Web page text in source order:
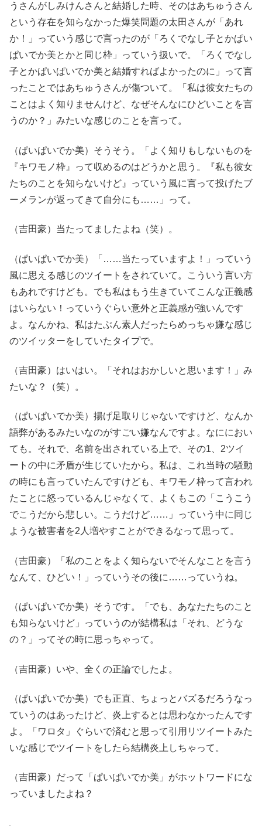
うさんがしみけんさんと結婚した時、そのはあちゅうさん
という存在を知らなかった爆笑問題の太田さんが「あれ
か！」っていう感じで言ったのが「ろくでなし子とかぱい
ぱいでか美とかと同じ枠」っていう扱いで。「ろくでなし
子とかぱいぱいでか美と結婚すればよかったのに」って言
ったことではあちゅうさんが傷ついて。「私は彼女たちの
ことはよく知りませんけど、なぜそんなにひどいことを言
うのか？」みたいな感じのことを言って。
（ぱいぱいでか美）そうそう。「よく知りもしないものを
『キワモノ枠』って収めるのはどうかと思う。『私も彼女
たちのことを知らないけど』っていう風に言って投げたブ
ーメランが返ってきて自分にも……」って。
（吉田豪）当たってましたよね（笑）。
（ぱいぱいでか美）「……当たっていますよ！」っていう
風に思える感じのツイートをされていて。こういう言い方
もあれですけども。でも私はもう生きていてこんな正義感
はいらない！っていうぐらい意外と正義感が強いんです
よ。なんかね、私はたぶん素人だったらめっちゃ嫌な感じ
のツイッターをしていたタイプで。
（吉田豪）はいはい。「それはおかしいと思います！」み
たいな？（笑）。
（ぱいぱいでか美）揚げ足取りじゃないですけど、なんか
語弊があるみたいなのがすごい嫌なんですよ。なににおい
ても。それで、名前を出されている上で、その1、2ツイ
ートの中に矛盾が生じていたから。私は、これ当時の騒動
の時にも言っていたんですけども、キワモノ枠って言われ
たことに怒っているんじゃなくて、よくもこの「こうこう
でこうだから悲しい。こうだけど……」っていう中に同じ
ような被害者を2人増やすことができるなって思って。
（吉田豪）「私のことをよく知らないでそんなことを言う
なんて、ひどい！」っていうその後に……っていうね。
（ぱいぱいでか美）そうです。「でも、あなたたちのこと
も知らないけど」っていうのが結構私は「それ、どうな
の？」ってその時に思っちゃって。
（吉田豪）いや、全くの正論でしたよ。
（ぱいぱいでか美）でも正直、ちょっとバズるだろうなっ
ていうのはあったけど、炎上するとは思わなかったんです
よ。「ワロタ」ぐらいで済むと思って引用リツイートみた
いな感じでツイートをしたら結構炎上しちゃって。
（吉田豪）だって「ぱいぱいでか美」がホットワードにな
っていましたよね？